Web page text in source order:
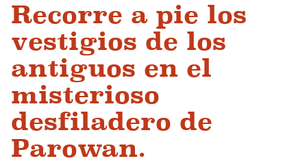
Recorre a pie los
vestigios de los
antiguos en el
misterioso
desfiladero de
Parowan.